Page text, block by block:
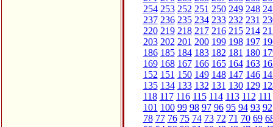
254 253 252 251 250 249 248
237 236 235 234 233 232 231
220 219 218 217 216 215 214
203 202 201 200 199 198 197
186 185 184 183 182 181 180
169 168 167 166 165 164 163
152 151 150 149 148 147 146
135 134 133 132 131 130 129
118 117 116 115 114 113 112 111
101 100 99 98 97 96 95 94 93 92
78 77 76 75 74 73 72 71 70 69